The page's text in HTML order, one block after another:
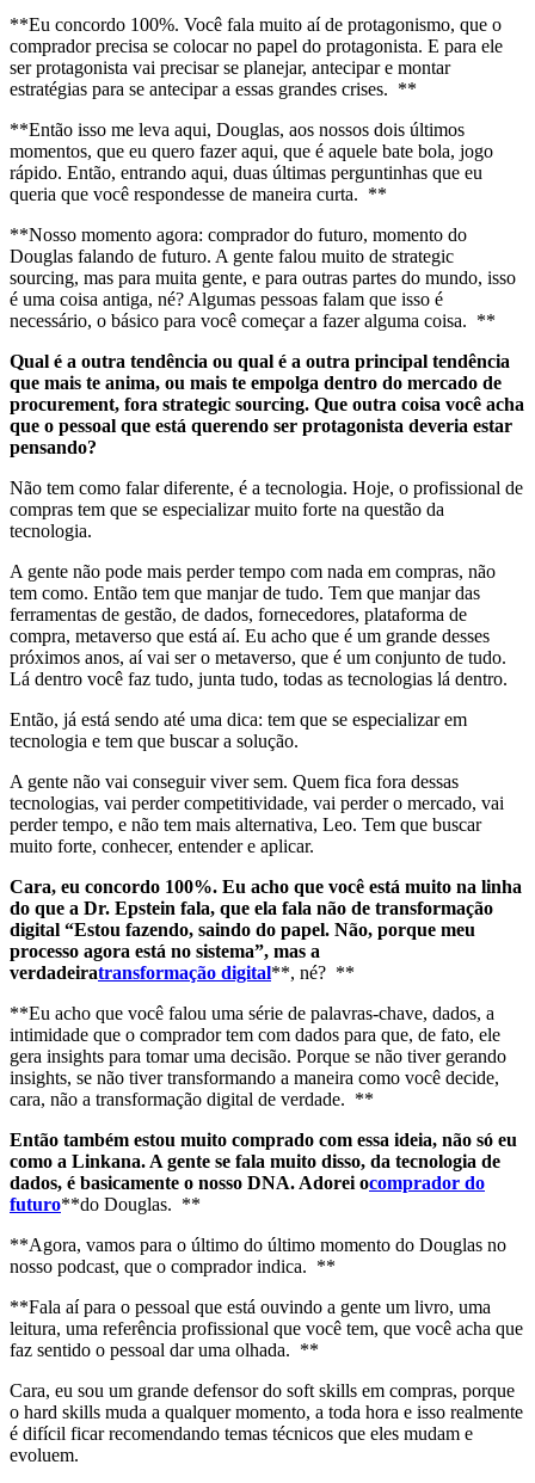
**Eu concordo 100%. Você fala muito aí de protagonismo, que o
comprador precisa se colocar no papel do protagonista. E para ele
ser protagonista vai precisar se planejar, antecipar e montar
estratégias para se antecipar a essas grandes crises. **
**Então isso me leva aqui, Douglas, aos nossos dois últimos
momentos, que eu quero fazer aqui, que é aquele bate bola, jogo
rápido. Então, entrando aqui, duas últimas perguntinhas que eu
queria que você respondesse de maneira curta. **
**Nosso momento agora: comprador do futuro, momento do
Douglas falando de futuro. A gente falou muito de strategic
sourcing, mas para muita gente, e para outras partes do mundo, isso
é uma coisa antiga, né? Algumas pessoas falam que isso é
necessário, o básico para você começar a fazer alguma coisa. **
Qual é a outra tendência ou qual é a outra principal tendência
que mais te anima, ou mais te empolga dentro do mercado de
procurement, fora strategic sourcing. Que outra coisa você acha
que o pessoal que está querendo ser protagonista deveria estar
pensando?
Não tem como falar diferente, é a tecnologia. Hoje, o profissional de
compras tem que se especializar muito forte na questão da
tecnologia.
A gente não pode mais perder tempo com nada em compras, não
tem como. Então tem que manjar de tudo. Tem que manjar das
ferramentas de gestão, de dados, fornecedores, plataforma de
compra, metaverso que está aí. Eu acho que é um grande desses
próximos anos, aí vai ser o metaverso, que é um conjunto de tudo.
Lá dentro você faz tudo, junta tudo, todas as tecnologias lá dentro.
Então, já está sendo até uma dica: tem que se especializar em
tecnologia e tem que buscar a solução.
A gente não vai conseguir viver sem. Quem fica fora dessas
tecnologias, vai perder competitividade, vai perder o mercado, vai
perder tempo, e não tem mais alternativa, Leo. Tem que buscar
muito forte, conhecer, entender e aplicar.
Cara, eu concordo 100%. Eu acho que você está muito na linha
do que a Dr. Epstein fala, que ela fala não de transformação
digital “Estou fazendo, saindo do papel. Não, porque meu
processo agora está no sistema”, mas a
verdadeiratransformação digital**, né? **
**Eu acho que você falou uma série de palavras-chave, dados, a
intimidade que o comprador tem com dados para que, de fato, ele
gera insights para tomar uma decisão. Porque se não tiver gerando
insights, se não tiver transformando a maneira como você decide,
cara, não a transformação digital de verdade. **
Então também estou muito comprado com essa ideia, não só eu
como a Linkana. A gente se fala muito disso, da tecnologia de
dados, é basicamente o nosso DNA. Adorei ocomprador do
futuro**do Douglas. **
**Agora, vamos para o último do último momento do Douglas no
nosso podcast, que o comprador indica. **
**Fala aí para o pessoal que está ouvindo a gente um livro, uma
leitura, uma referência profissional que você tem, que você acha que
faz sentido o pessoal dar uma olhada. **
Cara, eu sou um grande defensor do soft skills em compras, porque
o hard skills muda a qualquer momento, a toda hora e isso realmente
é difícil ficar recomendando temas técnicos que eles mudam e
evoluem.